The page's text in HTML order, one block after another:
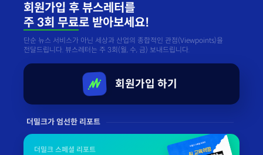
회원가입 후 뷰스레터를
주 3회 무료로 받아보세요!
단순 뉴스 서비스가 아닌 세상과 산업의 종합적인 관점(Viewpoints)을
전달드립니다. 뷰스레터는 주 3회(월, 수, 금) 보내드립니다.
회원가입 하기
더밀크가 엄선한 리포트
더밀크 스페셜 리포트